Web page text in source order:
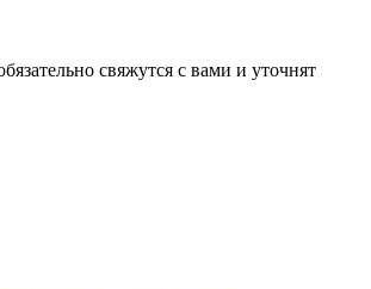
свяжутся с вами и уточнят